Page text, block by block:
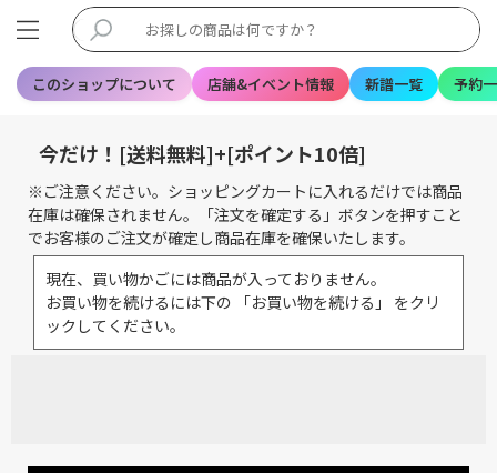
このショップについて 店舗&イベント情報 新譜一覧 予約
今だけ！[送料無料]+[ポイント10倍]
※ご注意ください。ショッピングカートに入れるだけでは商品
在庫は確保されません。「注文を確定する」ボタンを押すこと
でお客様のご注文が確定し商品在庫を確保いたします。
現在、買い物かごには商品が入っておりません。
お買い物を続けるには下の 「お買い物を続ける」 をクリ
ックしてください。